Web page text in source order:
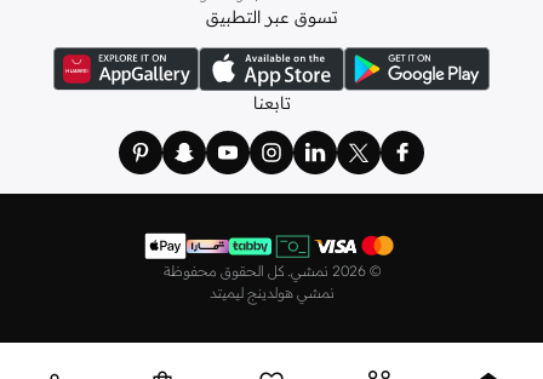
استكشفي التصاميم المعاصرة، والأنماط الكلاسيكية، والقطع العصرية. سواء كنت
تفضلين الأناقة البسيطة أو الإطلالات الجريئة، فإن مجموعتنا لديها ما يناسب الجميع.
مجموعتنا من الاكسسوارات النسائية تقدم قطعًا مناسبة لأي حدث، من الاستخدام اليومي
عززي إطلالاتك اليومية بحقائب عملية وأنيقة، وأوشحة مريحة، ومجوهرات يومية.
تسوق عبر التطبيق
تابعنا
© 2026 نمشي. كل الحقوق محفوظة
نمشي هولدينج ليميتد